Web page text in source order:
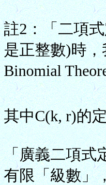
註2：「二項
是正整數)時，
Binomial
其中C(k, r)的
「廣義二項式
有限「級數」